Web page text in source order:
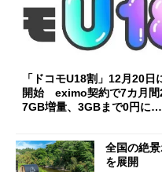
「ドコモU18割」12月20日
開始 eximo契約で7カ月間
7GB増量、3GBまで0円に
全国の絶
を展開